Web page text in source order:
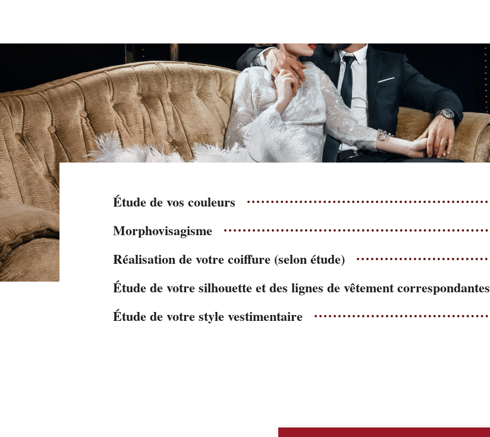
Étude de vos couleurs
Morphovisagisme
Réalisation de votre coiffure (selon étude)
Étude de votre silhouette et des lignes de vêtement correspondantes
Étude de votre style vestimentaire